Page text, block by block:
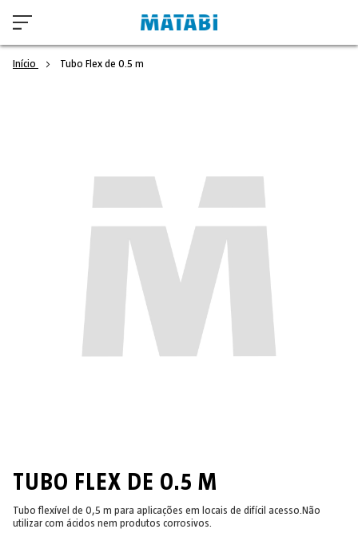
Início Tubo Flex de 0.5 m
TUBO FLEX DE 0.5 M
Tubo flexível de 0,5 m para aplicações em locais de difícil acesso.Não
utilizar com ácidos nem produtos corrosivos.